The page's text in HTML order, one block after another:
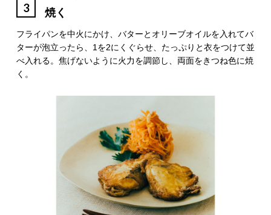
3 焼く
フライパンを中火にかけ、バターとオリーブオイルを入れてバ
ターが泡立ったら、1を2にくぐらせ、たっぷりと衣をつけて並
べ入れる。焦げないように火力を調節し、両面をきつね色に焼
く。